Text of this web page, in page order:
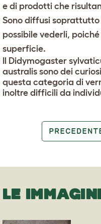
e di prodotti che
Sono diffusi
possibile vederli,
superficie.
Il Didymogaster
australis sono dei
questa categoria di
inoltre difficili da
LE